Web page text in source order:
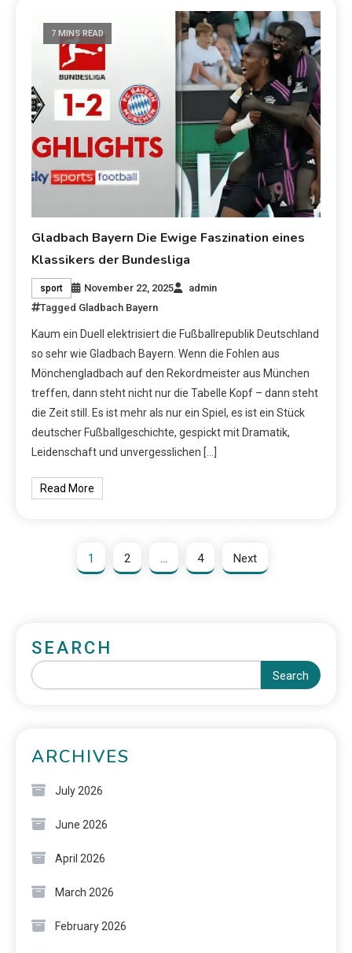
7 MINS READ
Gladbach Bayern Die Ewige Faszination eines
Klassikers der Bundesliga
sport November 22, 2025
admin
Tagged Gladbach Bayern
Kaum ein Duell elektrisiert die Fußballrepublik Deutschland
so sehr wie Gladbach Bayern. Wenn die Fohlen aus
Mönchengladbach auf den Rekordmeister aus München
treffen, dann steht nicht nur die Tabelle Kopf – dann steht
die Zeit still. Es ist mehr als nur ein Spiel, es ist ein Stück
deutscher Fußballgeschichte, gespickt mit Dramatik,
Leidenschaft und unvergesslichen […]
Read More
1 2 … 4 Next
SEARCH
Search
ARCHIVES
July 2026
June 2026
April 2026
March 2026
February 2026